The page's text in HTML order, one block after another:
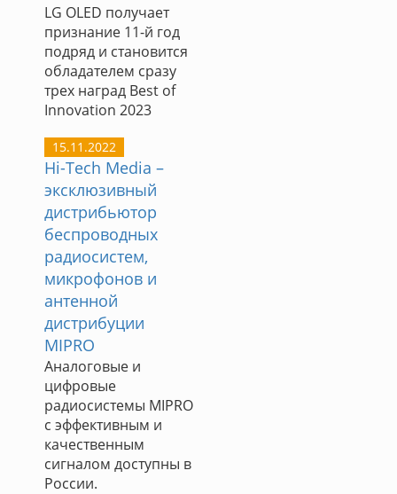
LG OLED получает
признание 11-й год
подряд и становится
обладателем сразу
трех наград Best of
Innovation 2023
15.11.2022
Hi-Tech Media –
эксклюзивный
дистрибьютор
беспроводных
радиосистем,
микрофонов и
антенной
дистрибуции
MIPRO
Аналоговые и
цифровые
радиосистемы MIPRO
с эффективным и
качественным
сигналом доступны в
России.